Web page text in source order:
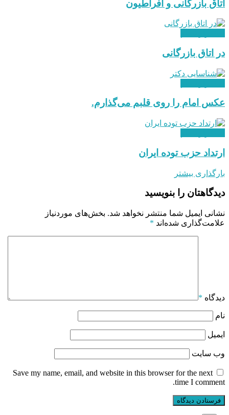
اتاق بازرگانی و افراطیون
در اتاق بازرگانی
عکس امام را روی قلبم می‌گذارم.
ارتداد حزب توده ایران
بارگذاری بیشتر
دیدگاهتان را بنویسید
نشانی ایمیل شما منتشر نخواهد شد. بخش‌های موردنیاز
علامت‌گذاری شده‌اند *
دیدگاه *
نام
ایمیل
وب‌ سایت
Save my name, email, and website in this browser for the next
time I comment.